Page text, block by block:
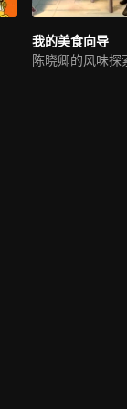
我的美食向导
陈晓卿的风味探